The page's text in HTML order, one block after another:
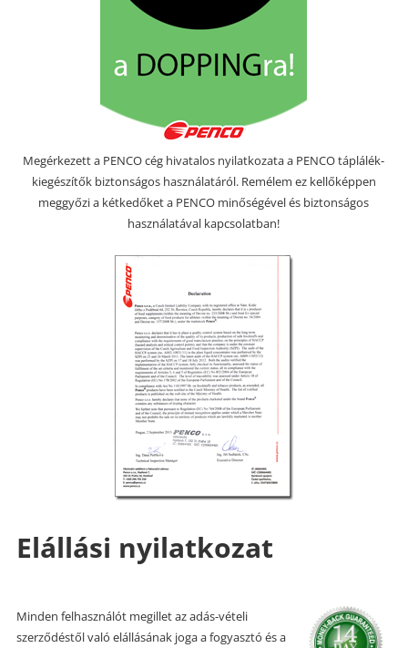
Megérkezett a PENCO cég hivatalos nyilatkozata a PENCO táplálék-
kiegészítők biztonságos használatáról. Remélem ez kellőképpen
meggyőzi a kétkedőket a PENCO minőségével és biztonságos
használatával kapcsolatban!
Elállási nyilatkozat
Minden felhasználót megillet az adás-vételi
szerződéstől való elállásának joga a fogyasztó és a